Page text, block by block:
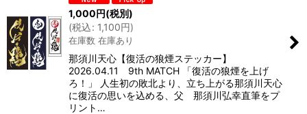
1,000円(税別)
(税込: 1,100円)
在庫数 在庫あり
那須川天心【復活の狼煙ステッカー】
2026.04.11 9th MATCH 「復活の狼煙を上げ
ろ！」 人生初の敗北より、立ち上がる那須川天心
に復活の思いを込める、父 那須川弘幸直筆をプ
リント…